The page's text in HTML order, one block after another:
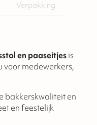
Verpakking
en paaseitjes is
voor medewerkers,
bakkerskwaliteit en
en feestelijk